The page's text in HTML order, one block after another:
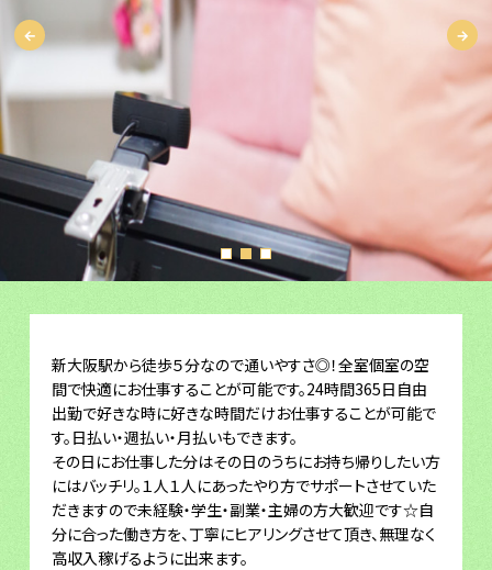
新大阪駅から徒歩５分なので通いやすさ◎！全室個室の空
間で快適にお仕事することが可能です。24時間365日自由
出勤で好きな時に好きな時間だけお仕事することが可能で
す。日払い・週払い・月払いもできます。
その日にお仕事した分はその日のうちにお持ち帰りしたい方
にはバッチリ。１人１人にあったやり方でサポートさせていた
だきますので未経験・学生・副業・主婦の方大歓迎です☆自
分に合った働き方を、丁寧にヒアリングさせて頂き、無理なく
高収入稼げるように出来ます。